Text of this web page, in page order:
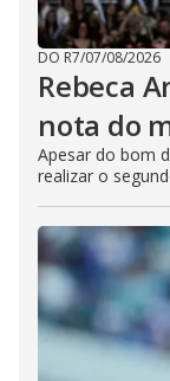
DO R7/07/08/2026
Rebeca
nota do
Apesar do bom
realizar o